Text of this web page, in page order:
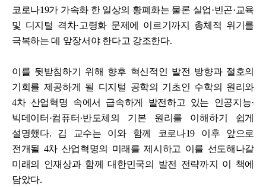
코로나19가 가속화 한 일상의 황폐화는 물론 실업·빈곤·교육
및 디지털 격차·고령화 문제에 이르기까지 총체적 위기를
극복하는 데 앞장서야 한다고 강조한다.
이를 뒷받침하기 위해 향후 혁신적인 발전 방향과 절호의
기회를 제공하게 될 디지털 공학의
기초인 수학의 원리와
4차 산업혁명 속에서 급속하게 발전하고 있는 인공지능·
빅데이터·컴퓨터·반도체의 기본 원리를 이해하기 쉽게
설명했다. 김 교수는 이와 함께 코로나19 이후 앞으로
전개될 4차 산업혁명의 미래를 제시하고 이를 선도해나갈
미래의 인재상과 함께 대한민국의 발전 전략까지 이 책에
담았다.